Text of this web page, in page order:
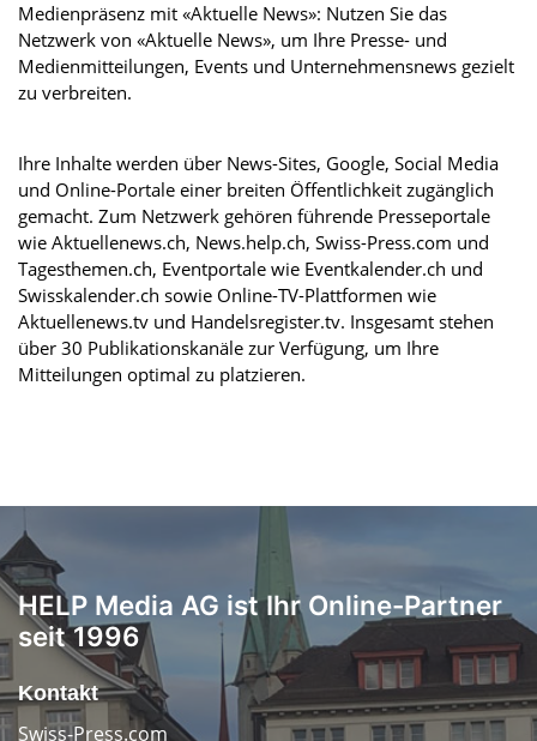
Medienpräsenz mit «Aktuelle News»: Nutzen Sie das
Netzwerk von «Aktuelle News», um Ihre Presse- und
Medienmitteilungen, Events und Unternehmensnews gezielt
zu verbreiten.
Ihre Inhalte werden über News-Sites, Google, Social Media
und Online-Portale einer breiten Öffentlichkeit zugänglich
gemacht. Zum Netzwerk gehören führende Presseportale
wie Aktuellenews.ch, News.help.ch, Swiss-Press.com und
Tagesthemen.ch, Eventportale wie Eventkalender.ch und
Swisskalender.ch sowie Online-TV-Plattformen wie
Aktuellenews.tv und Handelsregister.tv. Insgesamt stehen
über 30 Publikationskanäle zur Verfügung, um Ihre
Mitteilungen optimal zu platzieren.
HELP Media AG ist Ihr Online-Partner
seit 1996
Kontakt
Swiss-Press.com